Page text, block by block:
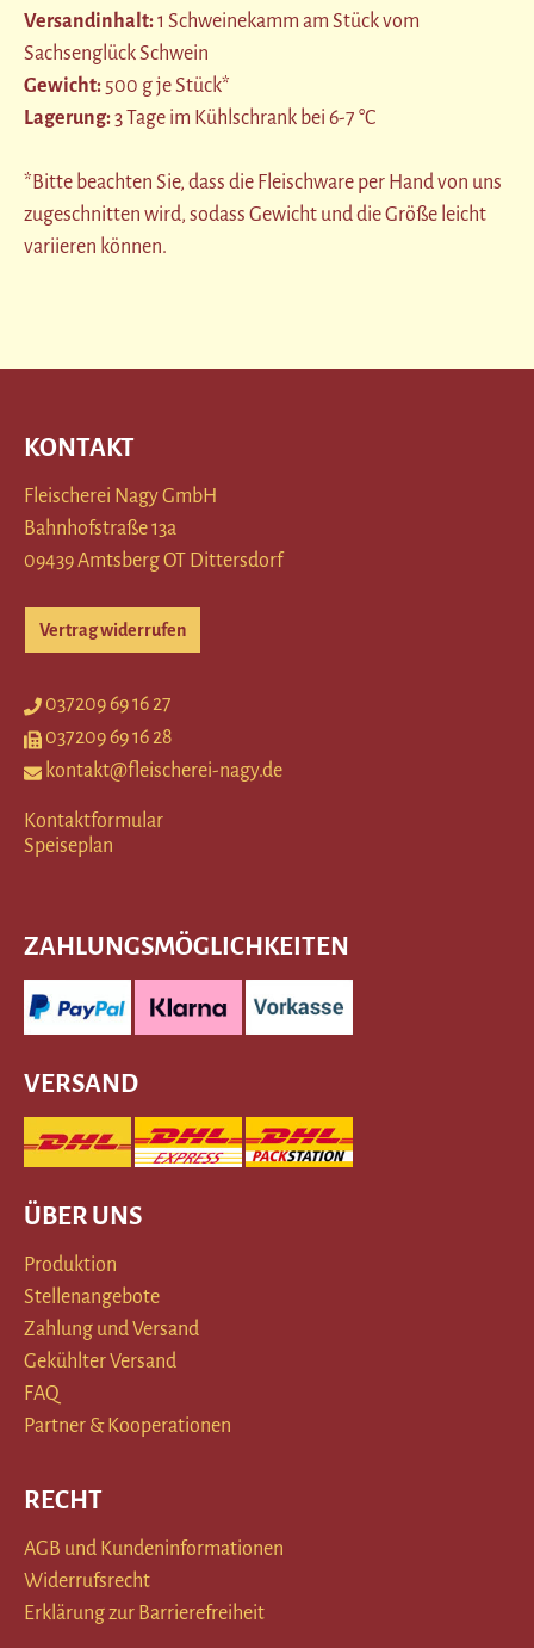
Versandinhalt:1 Schweinekamm am Stück vom
Sachsenglück Schwein
Gewicht: 500 g je Stück*
Lagerung:3 Tage im Kühlschrank bei 6-7 °C
*Bitte beachten Sie, dass die Fleischware per Hand von uns
zugeschnitten wird, sodass Gewicht und die Größe leicht
variieren können.
KONTAKT
Fleischerei Nagy GmbH
Bahnhofstraße 13a
09439 Amtsberg OT Dittersdorf
Vertrag widerrufen
037209 69 16 27
037209 69 16 28
kontakt@fleischerei-nagy.de
Kontaktformular
Speiseplan
ZAHLUNGSMÖGLICHKEITEN
VERSAND
ÜBER UNS
Produktion
Stellenangebote
Zahlung und Versand
Gekühlter Versand
FAQ
Partner & Kooperationen
RECHT
AGB und Kundeninformationen
Widerrufsrecht
Erklärung zur Barrierefreiheit